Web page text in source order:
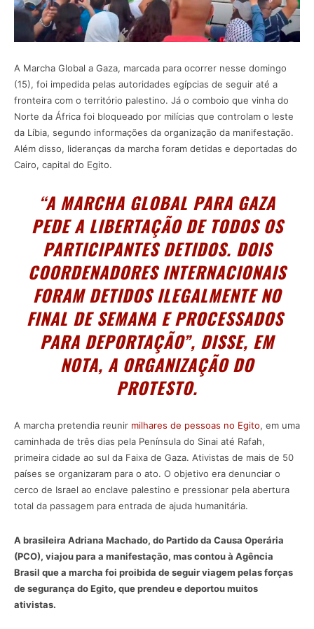
A Marcha Global a Gaza, marcada para ocorrer nesse domingo
(15), foi impedida pelas autoridades egípcias de seguir até a
fronteira com o território palestino. Já o comboio que vinha do
Norte da África foi bloqueado por milícias que controlam o leste
da Líbia, segundo informações da organização da manifestação.
Além disso, lideranças da marcha foram detidas e deportadas do
Cairo, capital do Egito.
“A MARCHA GLOBAL PARA GAZA
PEDE A LIBERTAÇÃO DE TODOS OS
PARTICIPANTES DETIDOS. DOIS
COORDENADORES INTERNACIONAIS
FORAM DETIDOS ILEGALMENTE NO
FINAL DE SEMANA E PROCESSADOS ​​
PARA DEPORTAÇÃO”, DISSE, EM
NOTA, A ORGANIZAÇÃO DO
PROTESTO.
A marcha pretendia reunir milhares de pessoas no Egito, em uma
caminhada de três dias pela Península do Sinai até Rafah,
primeira cidade ao sul da Faixa de Gaza. Ativistas de mais de 50
países se organizaram para o ato. O objetivo era denunciar o
cerco de Israel ao enclave palestino e pressionar pela abertura
total da passagem para entrada de ajuda humanitária.
A brasileira Adriana Machado, do Partido da Causa Operária
(PCO), viajou para a manifestação, mas contou à Agência
Brasil que a marcha foi proibida de seguir viagem pelas forças
de segurança do Egito, que prendeu e deportou muitos
ativistas.